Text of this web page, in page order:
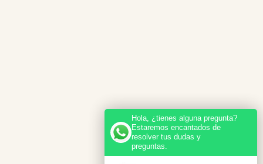
Hola, ¿tienes alguna pregunta?
Estaremos encantados de
resolver tus dudas y
preguntas.